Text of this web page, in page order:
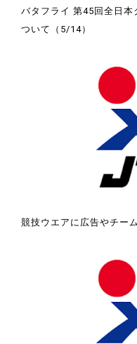
バタフライ 第45回全日
ついて（5/14）
競技ウエアに広告やチー